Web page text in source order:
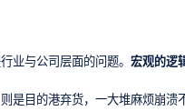
业与公司层面的问题。 宏观的逻
是目的港弃货，一大堆麻烦崩溃